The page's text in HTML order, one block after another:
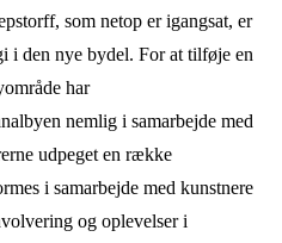
som netop er igangsat, er
i den nye bydel. For at tilføje en
har
nemlig i samarbejde med
udpeget en række
i samarbejde med kunstnere
og oplevelser i